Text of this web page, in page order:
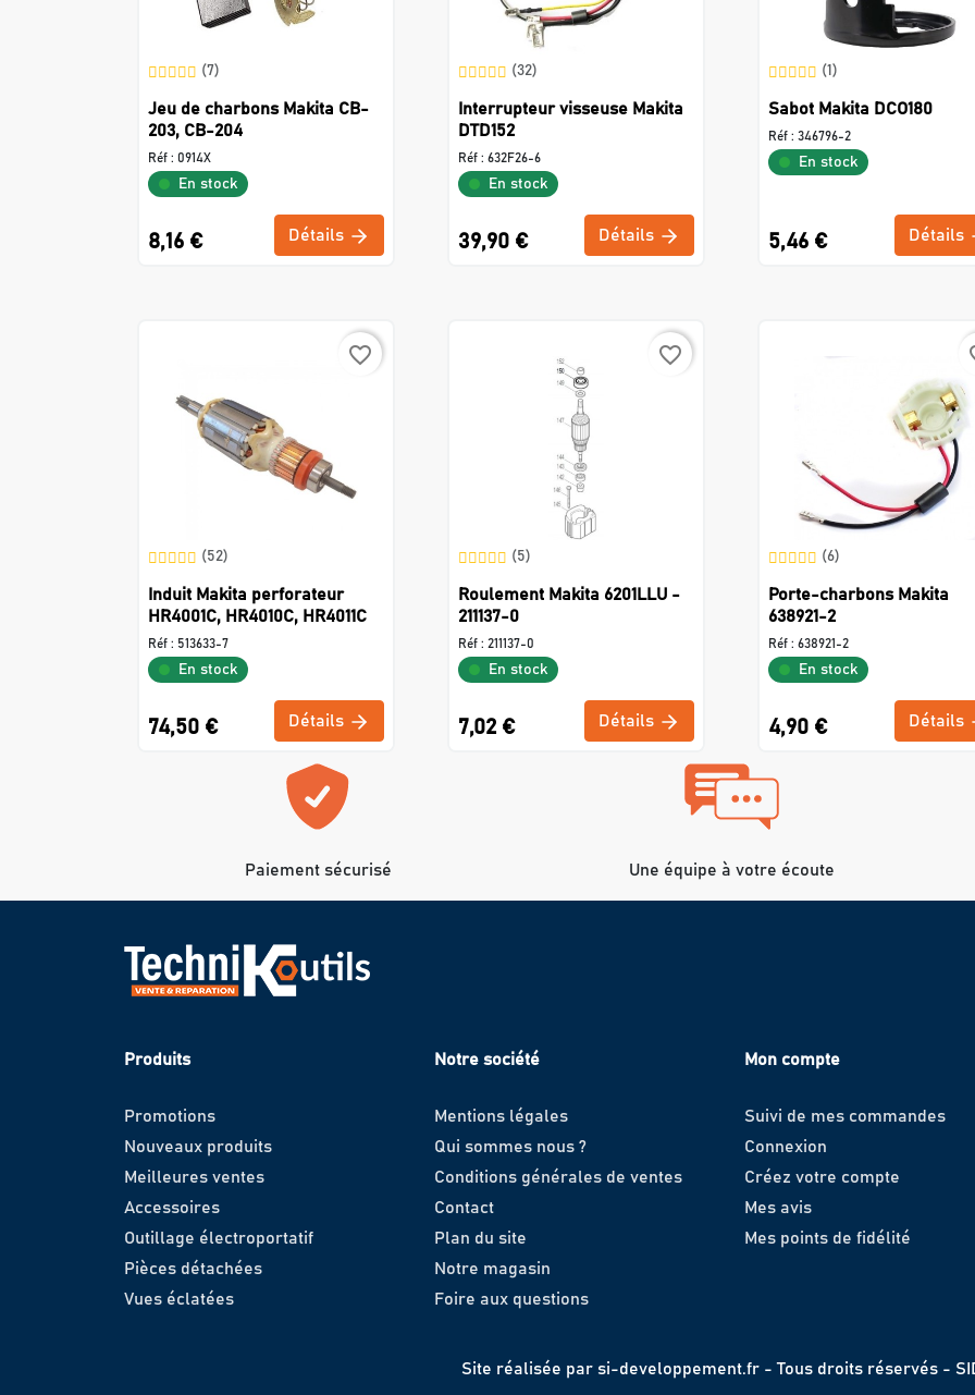
(7)
Jeu de charbons Makita CB-
203, CB-204
Réf : 0914X
En stock
8,16 € Détails
(32)
Interrupteur visseuse Makita
DTD152
Réf : 632F26-6
En stock
39,90 € Détails
(1)
Sabot Makita DCO180
Réf : 346796-2
En stock
5,46 € Détails
favorite_border
(52)
Induit Makita perforateur
HR4001C, HR4010C, HR4011C
Réf : 513633-7
En stock
74,50 € Détails
favorite_border
(5)
Roulement Makita 6201LLU -
211137-0
Réf : 211137-0
En stock
7,02 € Détails
(6)
Porte-charbons Makita
638921-2
Réf : 638921-2
En stock
4,90 € Détails
Paiement sécurisé Une équipe à votre écoute
Produits
Promotions
Nouveaux produits
Meilleures ventes
Accessoires
Outillage électroportatif
Pièces détachées
Vues éclatées
Notre société
Mentions légales
Qui sommes nous ?
Conditions générales de ventes
Contact
Plan du site
Notre magasin
Foire aux questions
Mon compte
Suivi de mes commandes
Connexion
Créez votre compte
Mes avis
Mes points de fidélité
Site réalisée par si-developpement.fr - Tous droits réservés -